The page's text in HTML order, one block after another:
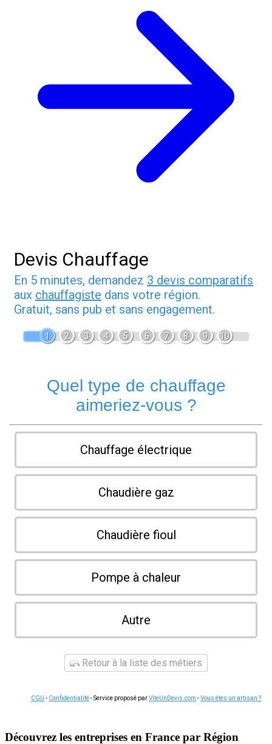
Devis Chauffage
En 5 minutes, demandez 3 devis comparatifs
aux chauffagiste dans votre région.
Gratuit, sans pub et sans engagement.
1 2 3 4 5 6 7 8 9 10
Quel type de chauffage
aimeriez-vous ?
Chauffage électrique
Chaudière gaz
Chaudière fioul
Pompe à chaleur
Autre
Retour à la liste des métiers
CGU - Confidentialité- Service proposé parViteUnDevis.com -Vous êtes un artisan ?
Découvrez les entreprises en France par Région